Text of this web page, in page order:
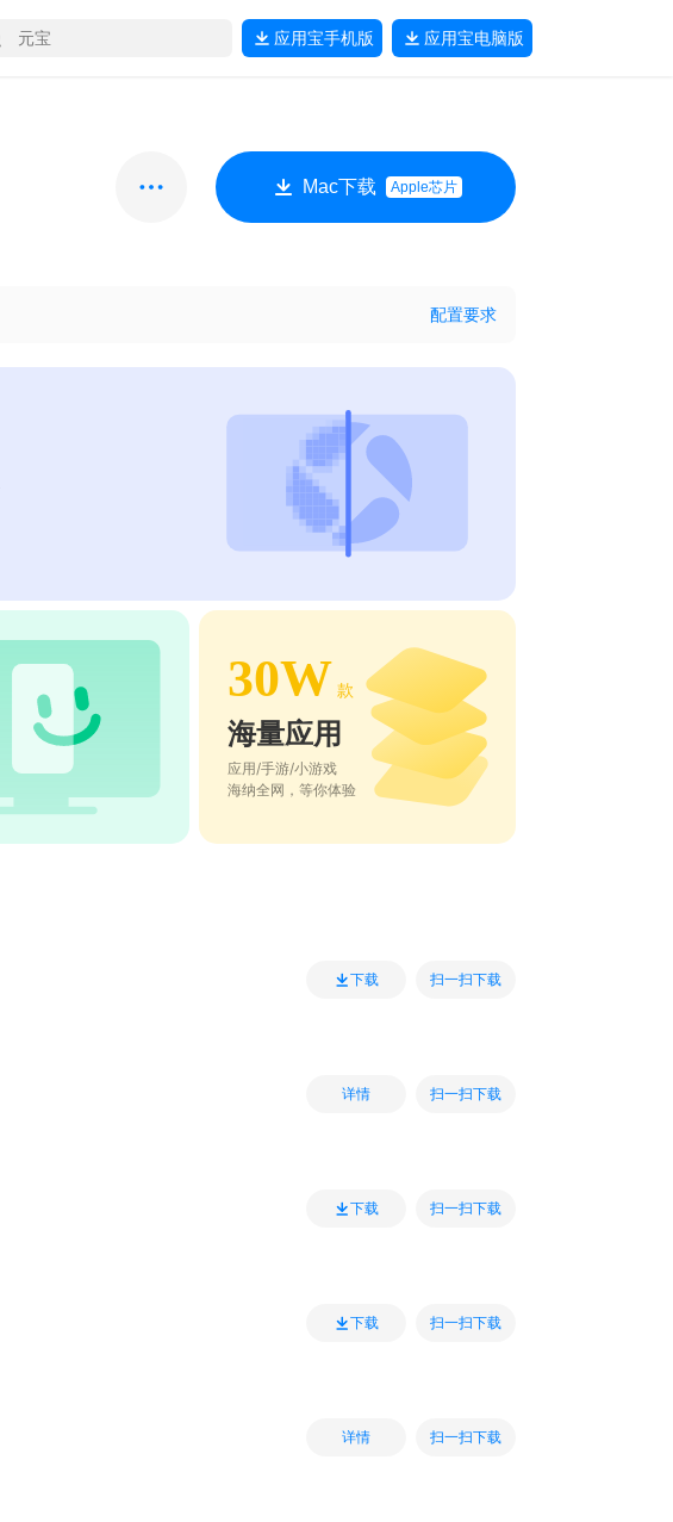
应用宝手机版 应用宝电脑版
Mac下载 Apple芯片
配置要求
30W 款
海量应用
应用/手游/小游戏
海纳全网，等你体验
下载 扫一扫下载
详情 扫一扫下载
下载 扫一扫下载
下载 扫一扫下载
详情 扫一扫下载